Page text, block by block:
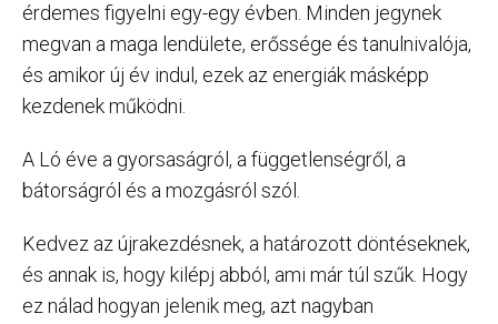
érdemes figyelni egy-egy évben. Minden jegynek
megvan a maga lendülete, erőssége és tanulnivalója,
és amikor új év indul, ezek az energiák másképp
kezdenek működni.
A Ló éve a gyorsaságról, a függetlenségről, a
bátorságról és a mozgásról szól.
Kedvez az újrakezdésnek, a határozott döntéseknek,
és annak is, hogy kilépj abból, ami már túl szűk. Hogy
ez nálad hogyan jelenik meg, azt nagyban